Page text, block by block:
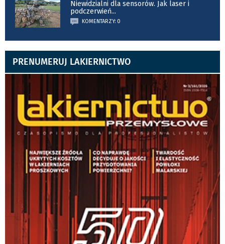
Niewidzialni dla sensorów. Jak laser i
podczerwień...
KOMENTARZY: 0
PRENUMERUJ LAKIERNICTWO